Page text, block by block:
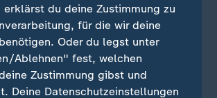
mit einem Anteil von zehn Prozent
Den Praxistest haben sie
Unternehmen: Sie weichen bei
sind stabil, die Kunden sind
für Toilettenpapier,
und Innentürfüllungen sind im
du deine Zustimmung zu
für die wir deine
Oder du legst unter
Ablehnen" fest, welchen
Zustimmung gibst und
Deine Datenschutzeinstellungen